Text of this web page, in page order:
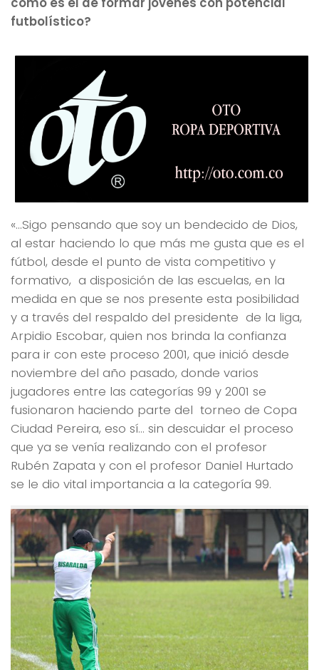
futbolístico?
«…Sigo pensando que soy un bendecido de Dios,
al estar haciendo lo que más me gusta que es el
fútbol, desde el punto de vista competitivo y
formativo, a disposición de las escuelas, en la
medida en que se nos presente esta posibilidad
y a través del respaldo del presidente de la liga,
Arpidio Escobar, quien nos brinda la confianza
para ir con este proceso 2001, que inició desde
noviembre del año pasado, donde varios
jugadores entre las categorías 99 y 2001 se
fusionaron haciendo parte del torneo de Copa
Ciudad Pereira, eso sí… sin descuidar el proceso
que ya se venía realizando con el profesor
Rubén Zapata y con el profesor Daniel Hurtado
se le dio vital importancia a la categoría 99.